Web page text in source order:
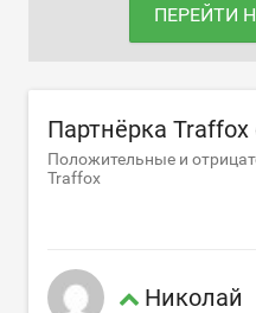
ПЕРЕЙТИ
Партнёрка
Положительные и
Traffox
Николай